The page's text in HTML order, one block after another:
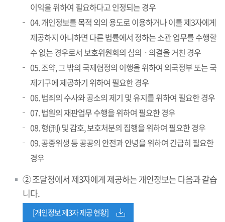
이익을 위하여 필요하다고 인정되는 경우
04. 개인정보를 목적 외의 용도로 이용하거나 이를 제3자에게
제공하지 아니하면 다른 법률에서 정하는 소관 업무를 수행할
수 없는 경우로서 보호위원회의 심의ㆍ의결을 거친 경우
05. 조약, 그 밖의 국제협정의 이행을 위하여 외국정부 또는 국
제기구에 제공하기 위하여 필요한 경우
06. 범죄의 수사와 공소의 제기 및 유지를 위하여 필요한 경우
07. 법원의 재판업무 수행을 위하여 필요한 경우
08. 형(刑) 및 감호, 보호처분의 집행을 위하여 필요한 경우
09. 공중위생 등 공공의 안전과 안녕을 위하여 긴급히 필요한
경우
② 조달청에서 제3자에게 제공하는 개인정보는 다음과 같습
니다.
[개인정보 제3자 제공 현황]